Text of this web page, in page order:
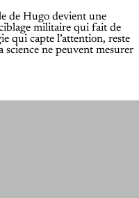
de Hugo devient une
militaire qui fait de
qui capte l’attention, reste
science ne peuvent mesurer